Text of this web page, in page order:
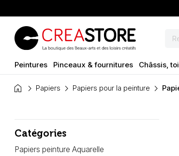
Peintures Pinceaux & fournitures Châssis,
home Papiers Papiers pour la peinture
Catégories
Papiers peinture Aquarelle